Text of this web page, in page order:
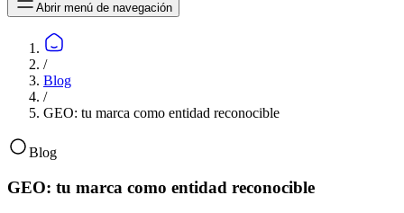
Abrir menú de navegación
/
Blog
/
GEO: tu marca como entidad reconocible
Blog
GEO: tu marca como entidad reconocible